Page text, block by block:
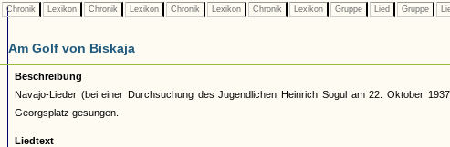
Chronik Lexikon Chronik Lexikon Chronik Lexikon Chronik Lexikon Gruppe Lied Gruppe
Am Golf von Biskaja
Beschreibung
Navajo-Lieder (bei einer Durchsuchung des Jugendlichen Heinrich Sogul am 22. Oktober
Georgsplatz gesungen.
Liedtext